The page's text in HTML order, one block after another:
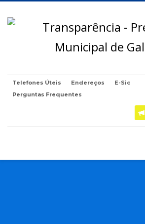
Telefones Úteis Endereços
E-Sic
Perguntas Frequentes